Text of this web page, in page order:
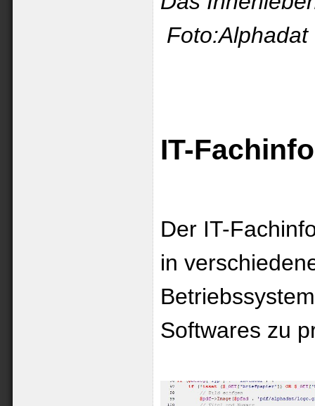
Foto:Alphadat
IT-
Der IT-
in
Softwares zu